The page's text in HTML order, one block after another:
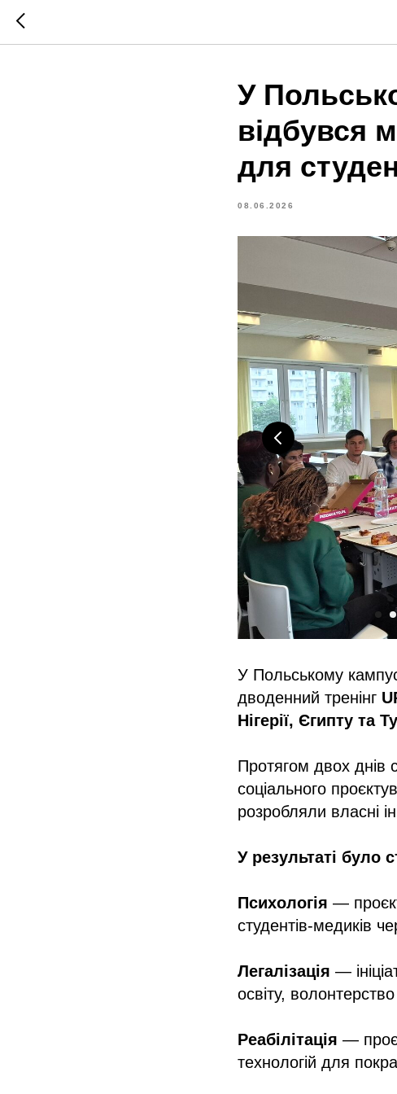
У
відбувся
для
08.06.2026
У Польському
дводенний тренінг
Нігерії, Єгипту та
Протягом двох днів
соціального
розробляли власні
У результаті було
Психологія —
студентів-медиків
Легалізація —
освіту,
Реабілітація —
технологій для